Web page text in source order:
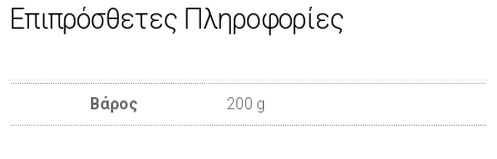
Επιπρόσθετες Πληροφορίες
Βάρος 200 g